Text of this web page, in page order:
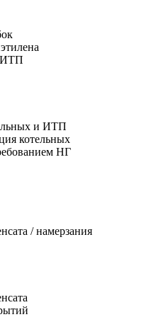
ИТП
и ИТП
котельных
НГ
/ намерзания